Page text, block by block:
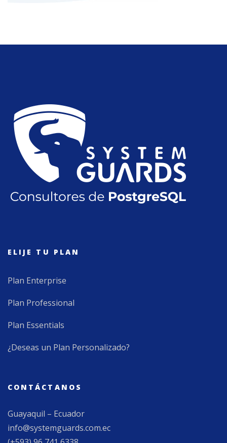
ELIJE TU PLAN
Plan Enterprise
Plan Professional
Plan Essentials
¿Deseas un Plan Personalizado?
CONTÁCTANOS
Guayaquil – Ecuador
info@systemguards.com.ec